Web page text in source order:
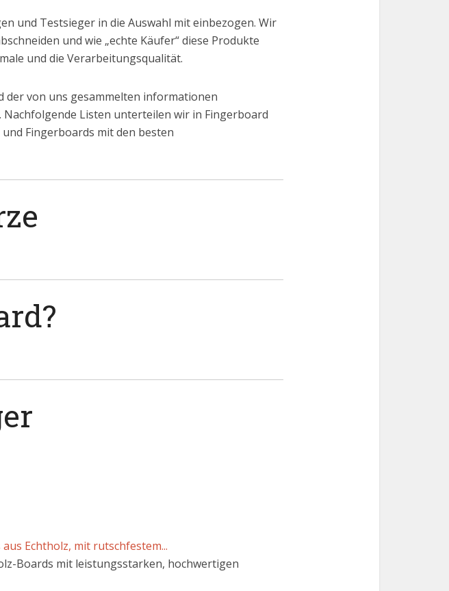
und Testsieger in die Auswahl mit einbezogen. Wir
und wie „echte Käufer“ diese Produkte
und die Verarbeitungsqualität.
der von uns gesammelten informationen
Listen unterteilen wir in Fingerboard
Fingerboards mit den besten
Echtholz, mit rutschfestem...
Boards mit leistungsstarken, hochwertigen